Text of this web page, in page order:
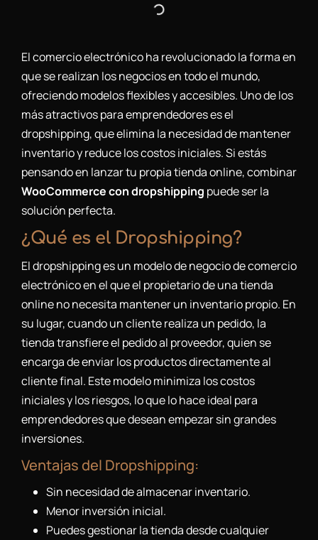
El comercio electrónico ha revolucionado la forma en
que se realizan los negocios en todo el mundo,
ofreciendo modelos flexibles y accesibles. Uno de los
más atractivos para emprendedores es el
dropshipping, que elimina la necesidad de mantener
inventario y reduce los costos iniciales. Si estás
pensando en lanzar tu propia tienda online, combinar
WooCommerce con dropshipping puede ser la
solución perfecta.
¿Qué es el Dropshipping?
El dropshipping es un modelo de negocio de comercio
electrónico en el que el propietario de una tienda
online no necesita mantener un inventario propio. En
su lugar, cuando un cliente realiza un pedido, la
tienda transfiere el pedido al proveedor, quien se
encarga de enviar los productos directamente al
cliente final. Este modelo minimiza los costos
iniciales y los riesgos, lo que lo hace ideal para
emprendedores que desean empezar sin grandes
inversiones.
Ventajas del Dropshipping:
Sin necesidad de almacenar inventario.
Menor inversión inicial.
Puedes gestionar la tienda desde cualquier